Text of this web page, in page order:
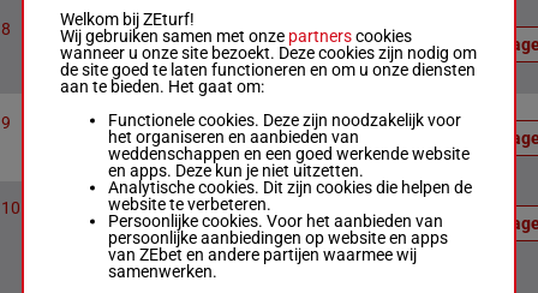
8 Spårtrappa 142140m 21:004 - 2 -
10
Officiële uitslag : 4 - 2 - 10
9
Unghästserie -
Fyraåringslopp Ston
12 2140m21:17uitslag:
Officiële uitslag : 5 - 7 - 3
10 Spår Efter Startpoäng
Officiële
4 - 3 - 7
Officiële uitslag : 4 - 3 - 7
Welkom bij ZEturf!
Wij gebruiken samen met onze partnerscookies
wanneer u onze site bezoekt. Deze cookies zijn nodig om
de site goed te laten functioneren en om u onze diensten
aan te bieden. Het gaat om:
Functionele cookies. Deze zijn noodzakelijk voor
het organiseren en aanbieden van
weddenschappen en een goed werkende website
en apps. Deze kun je niet uitzetten.
Analytische cookies. Dit zijn cookies die helpen de
website te verbeteren.
Persoonlijke cookies. Voor het aanbieden van
persoonlijke aanbiedingen op website en apps
van ZEbet en andere partijen waarmee wij
samenwerken.